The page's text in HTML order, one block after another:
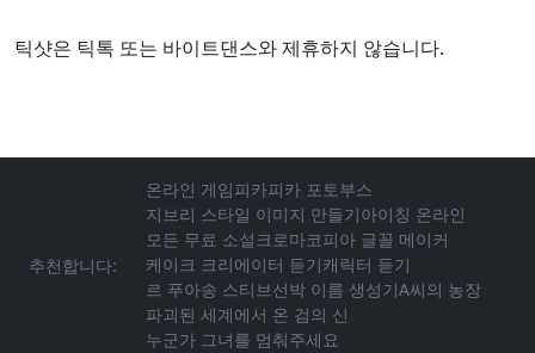
틱샷은 틱톡 또는 바이트댄스와 제휴하지 않습니다.
추천합니다:
온라인 게임피카피카 포토부스
지브리 스타일 이미지 만들기아이칭 온라인
모든 무료 소설크로마코피아 글꼴 메이커
케이크 크리에이터 듣기캐릭터 듣기
르 푸아송 스티브선박 이름 생성기A씨의 농장
파괴된 세계에서 온 검의 신
누군가 그녀를 멈춰주세요